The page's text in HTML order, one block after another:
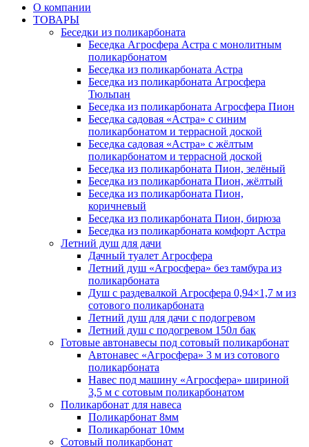
О компании
ТОВАРЫ
Беседки из поликарбоната
Беседка Агросфера Астра с монолитным
поликарбонатом
Беседка из поликарбоната Астра
Беседка из поликарбоната Агросфера
Тюльпан
Беседка из поликарбоната Агросфера Пион
Беседка садовая «Астра» с синим
поликарбонатом и террасной доской
Беседка садовая «Астра» с жёлтым
поликарбонатом и террасной доской
Беседка из поликарбоната Пион, зелёный
Беседка из поликарбоната Пион, жёлтый
Беседка из поликарбоната Пион,
коричневый
Беседка из поликарбоната Пион, бирюза
Беседка из поликарбоната комфорт Астра
Летний душ для дачи
Дачный туалет Агросфера
Летний душ «Агросфера» без тамбура из
поликарбоната
Душ с раздевалкой Агросфера 0,94×1,7 м из
сотового поликарбоната
Летний душ для дачи с подогревом
Летний душ с подогревом 150л бак
Готовые автонавесы под сотовый поликарбонат
Автонавес «Агросфера» 3 м из сотового
поликарбоната
Навес под машину «Агросфера» шириной
3,5 м с сотовым поликарбонатом
Поликарбонат для навеса
Поликарбонат 8мм
Поликарбонат 10мм
Сотовый поликарбонат